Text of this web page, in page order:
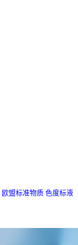
欧盟标准物质 色度标液